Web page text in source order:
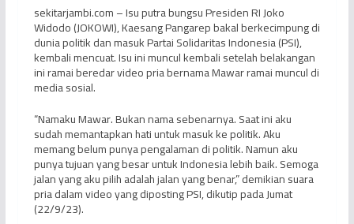
sekitarjambi.com – Isu putra bungsu Presiden RI Joko
Widodo (JOKOWI), Kaesang Pangarep bakal berkecimpung di
dunia politik dan masuk Partai Solidaritas Indonesia (PSI),
kembali mencuat. Isu ini muncul kembali setelah belakangan
ini ramai beredar video pria bernama Mawar ramai muncul di
media sosial.
“Namaku Mawar. Bukan nama sebenarnya. Saat ini aku
sudah memantapkan hati untuk masuk ke politik. Aku
memang belum punya pengalaman di politik. Namun aku
punya tujuan yang besar untuk Indonesia lebih baik. Semoga
jalan yang aku pilih adalah jalan yang benar,” demikian suara
pria dalam video yang diposting PSI, dikutip pada Jumat
(22/9/23).